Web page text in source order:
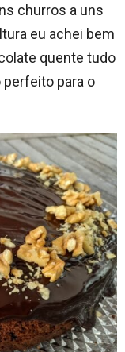
churros a uns
eu achei bem
quente tudo
para o